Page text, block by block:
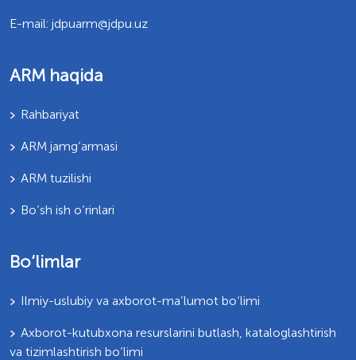
E-mail: jdpuarm@jdpu.uz
ARM haqida
Rahbariyat
ARM jamg’armasi
ARM tuzilishi
Bo’sh ish o’rinlari
Bo‘limlar
Ilmiy-uslubiy va axborot-ma’lumot bo‘limi
Axborot-kutubxona resurslarini butlash, kataloglashtirish
va tizimlashtirish bo‘limi